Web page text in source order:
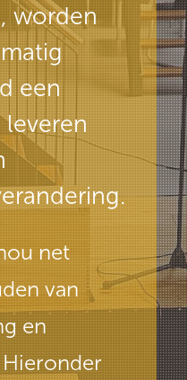
worden
een
net
van
en